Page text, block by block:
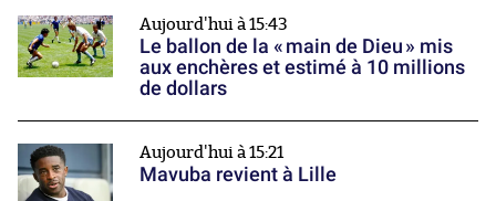
Aujourd'hui à 15:43
Le ballon de la « main de Dieu » mis
aux enchères et estimé à 10 millions
de dollars
Aujourd'hui à 15:21
Mavuba revient à Lille